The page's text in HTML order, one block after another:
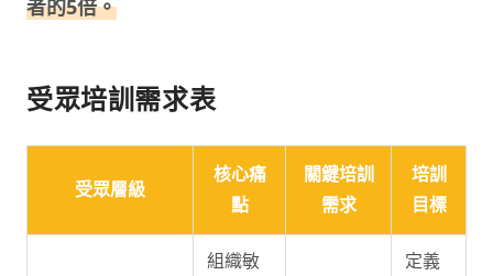
者的5倍。
受眾培訓需求表
受眾層級
核心痛
點
關鍵培訓
需求
培訓
目標
組織敏
定義